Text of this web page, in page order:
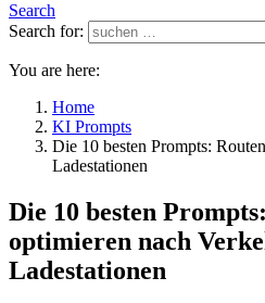
Search
Search for:
You are here:
Home
KI Prompts
Die 10 besten Prompts:
Ladestationen
Die 10 besten
optimieren nach
Ladestationen